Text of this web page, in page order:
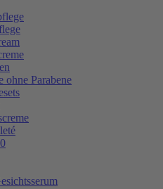
ohne Parabene